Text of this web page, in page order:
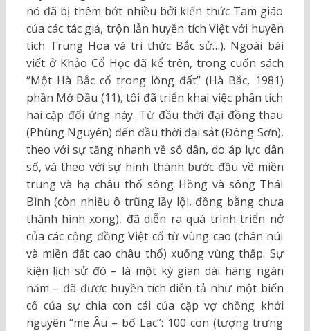
nó đã bị thêm bớt nhiều bởi kiến thức Tam giáo
của các tác giả, trộn lẫn huyền tích Việt với huyền
tích Trung Hoa và tri thức Bắc sử…). Ngoài bài
viết ở Khảo Cổ Học đã kể trên, trong cuốn sách
“Một Hà Bắc cổ trong lòng đất” (Hà Bắc, 1981)
phần Mở Đầu (11), tôi đã triển khai việc phân tích
hai cặp đối ứng này. Từ đầu thời đại đồng thau
(Phùng Nguyên) đến đầu thời đại sắt (Đông Sơn),
theo với sự tăng nhanh về số dân, do áp lực dân
số, và theo với sự hình thành bước đầu về miền
trung và hạ châu thổ sông Hồng và sông Thái
Bình (còn nhiều ô trũng lầy lội, đồng bằng chưa
thành hình xong), đã diễn ra quá trình triển nở
của các cộng đồng Việt cổ từ vùng cao (chân núi
và miền đất cao châu thổ) xuống vùng thấp. Sự
kiện lịch sử đó – là một kỳ gian dài hàng ngàn
năm – đã được huyền tích diễn tả như một biến
cố của sự chia con cái của cặp vợ chồng khởi
nguyên “mẹ Âu – bố Lạc”: 100 con (tượng trưng